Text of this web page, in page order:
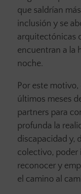
que saldrían
inclusión y se
arquitectónicas
encuentran a la
noche.
Por este
últimos meses
partners para
profunda la
discapacidad y,
colectivo, poder
reconocer y
el camino al